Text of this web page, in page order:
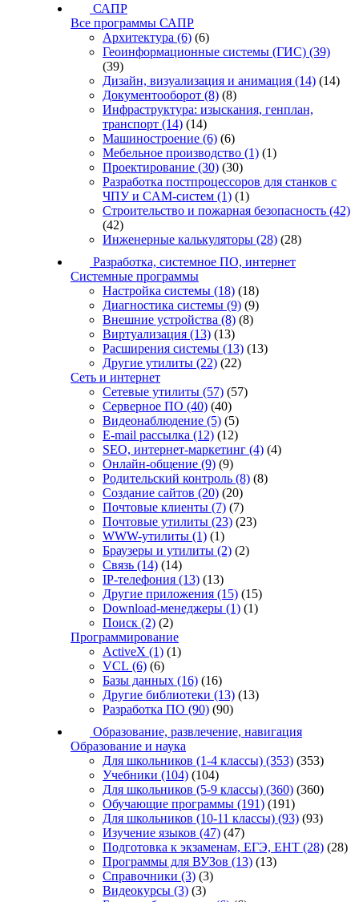
САПР
Все программы САПР
Архитектура (6) (6)
Геоинформационные системы (ГИС) (39)
(39)
Дизайн, визуализация и анимация (14) (14)
Документооборот (8) (8)
Инфраструктура: изыскания, генплан,
транспорт (14) (14)
Машиностроение (6) (6)
Мебельное производство (1) (1)
Проектирование (30) (30)
Разработка постпроцессоров для станков с
ЧПУ и CAM-систем (1) (1)
Строительство и пожарная безопасность (42)
(42)
Инженерные калькуляторы (28) (28)
Разработка, системное ПО, интернет
Системные программы
Настройка системы (18) (18)
Диагностика системы (9) (9)
Внешние устройства (8) (8)
Виртуализация (13) (13)
Расширения системы (13) (13)
Другие утилиты (22) (22)
Сеть и интернет
Сетевые утилиты (57) (57)
Серверное ПО (40) (40)
Видеонаблюдение (5) (5)
E-mail рассылка (12) (12)
SEO, интернет-маркетинг (4) (4)
Онлайн-общение (9) (9)
Родительский контроль (8) (8)
Создание сайтов (20) (20)
Почтовые клиенты (7) (7)
Почтовые утилиты (23) (23)
WWW-утилиты (1) (1)
Браузеры и утилиты (2) (2)
Связь (14) (14)
IP-телефония (13) (13)
Другие приложения (15) (15)
Download-менеджеры (1) (1)
Поиск (2) (2)
Программирование
ActiveX (1) (1)
VCL (6) (6)
Базы данных (16) (16)
Другие библиотеки (13) (13)
Разработка ПО (90) (90)
Образование, развлечение, навигация
Образование и наука
Для школьников (1-4 классы) (353) (353)
Учебники (104) (104)
Для школьников (5-9 классы) (360) (360)
Обучающие программы (191) (191)
Для школьников (10-11 классы) (93) (93)
Изучение языков (47) (47)
Подготовка к экзаменам, ЕГЭ, ЕНТ (28) (28)
Программы для ВУЗов (13) (13)
Справочники (3) (3)
Видеокурсы (3) (3)